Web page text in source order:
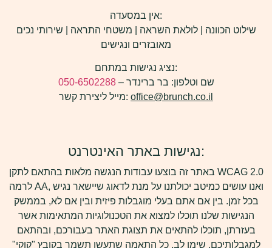
אין במסעדה:
שילוט הכוונה | לולאת השראה | משטחי התראה | שירותי נכים
מאובזרים ונגישים
נציג נגישות במתחם:
שם וטלפון: בר ברינדר –050-6502288
מייל ליצירת קשר: office@brunch.co.il
נגישות באתר האינטרנט:
באתר זה בוצעו עבודות הנגשה מלאות בהתאם לתקן WCAG 2.0
לרמה AA, ואנו עושים כמיטב יכולתנו על מנת לדאוג שיישאר נגיש
בכל זמן. בין אם אתם בעלי מוגבלות פיזית ובין אם לא, בממשק
הנגישות שלנו תוכלו למצוא את הטכנולוגיות המתאימות אשר
בעזרתן, תוכלו להתאים את תצוגת האתר בעבורכם, ובהתאם
למגבלותיכם. שימו לב, כל התאמה שתעשו תשמר בקובץ "קוקי"